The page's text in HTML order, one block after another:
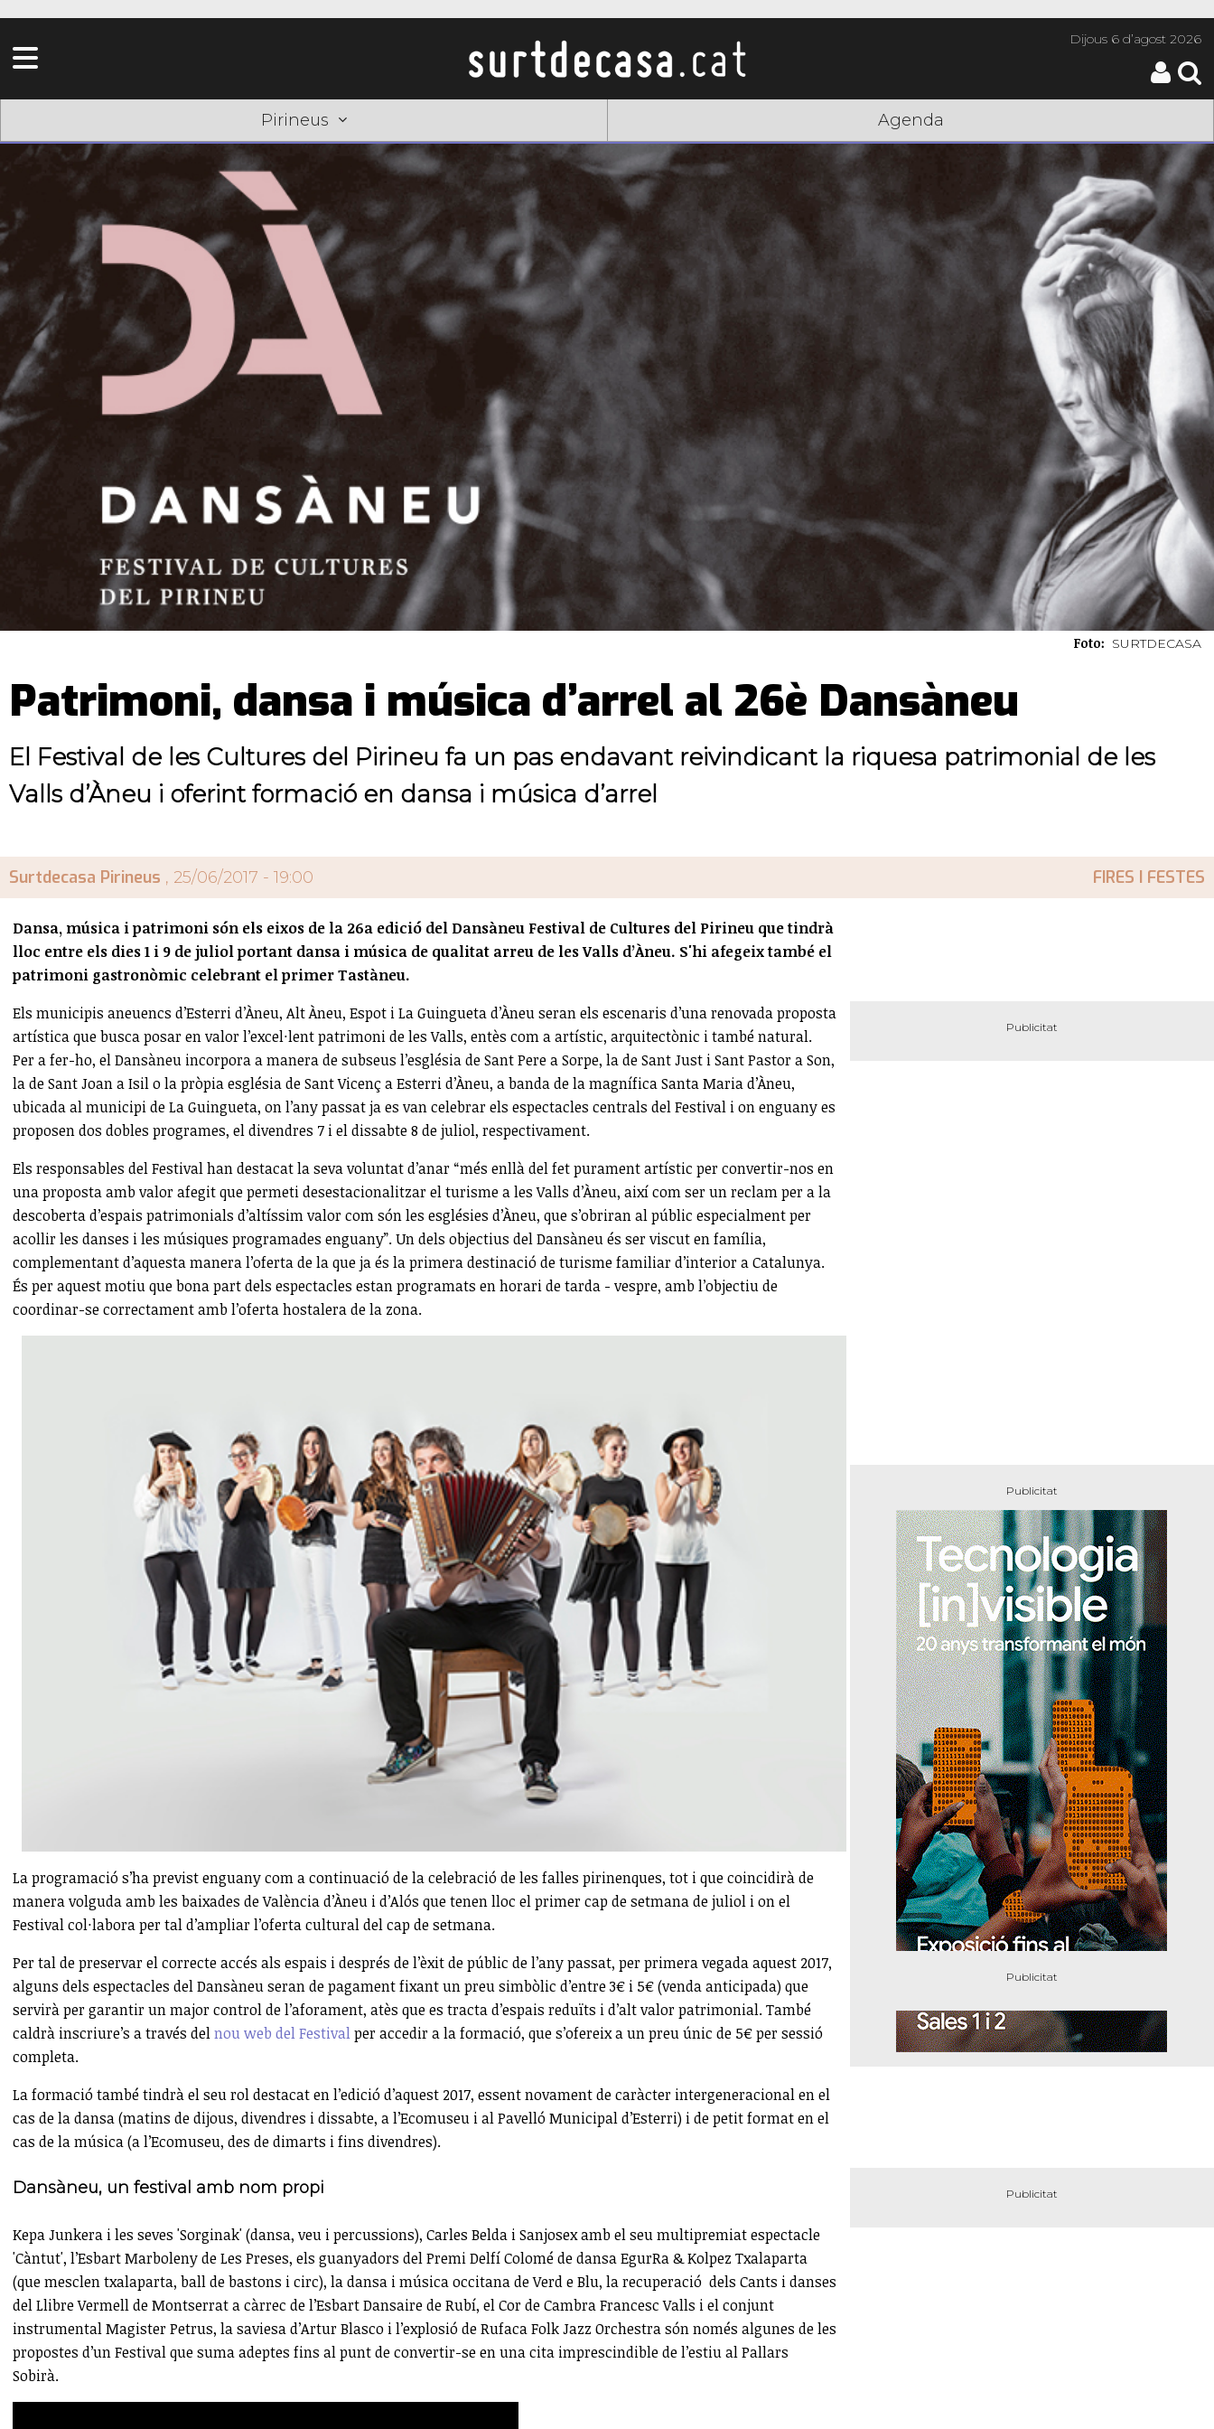
Dijous6 d’agost 2026
Pirineus Agenda
Foto: SURTDECASA
Patrimoni, dansa i música d’arrel al 26è Dansàneu
El Festival de les Cultures del Pirineu fa un pas endavant reivindicant la riquesa patrimonial de les
Valls d’Àneu i oferint formació en dansa i música d’arrel
Surtdecasa Pirineus , 25/06/2017 - 19:00 FIRES I FESTES
Dansa, música i patrimoni són els eixos de la 26a edició del Dansàneu Festival de Cultures del Pirineu que tindrà
lloc entre els dies 1 i 9 de juliol portant dansa i música de qualitat arreu de les Valls d’Àneu. S'hi afegeix també el
patrimoni gastronòmic celebrant el primer Tastàneu.
Els municipis aneuencs d’Esterri d’Àneu, Alt Àneu, Espot i La Guingueta d’Àneu seran els escenaris d’una renovada proposta
artística que busca posar en valor l’excel·lent patrimoni de les Valls, entès com a artístic, arquitectònic i també natural.
Per a fer-ho, el Dansàneu incorpora a manera de subseus l’església de Sant Pere a Sorpe, la de Sant Just i Sant Pastor a Son,
la de Sant Joan a Isil o la pròpia església de Sant Vicenç a Esterri d’Àneu, a banda de la magnífica Santa Maria d’Àneu,
ubicada al municipi de La Guingueta, on l’any passat ja es van celebrar els espectacles centrals del Festival i on enguany es
proposen dos dobles programes, el divendres 7 i el dissabte 8 de juliol, respectivament.
Els responsables del Festival han destacat la seva voluntat d’anar “més enllà del fet purament artístic per convertir-nos en
una proposta amb valor afegit que permeti desestacionalitzar el turisme a les Valls d’Àneu, així com ser un reclam per a la
descoberta d’espais patrimonials d’altíssim valor com són les esglésies d’Àneu, que s’obriran al públic especialment per
acollir les danses i les músiques programades enguany”. Un dels objectius del Dansàneu és ser viscut en família,
complementant d’aquesta manera l’oferta de la que ja és la primera destinació de turisme familiar d’interior a Catalunya.
És per aquest motiu que bona part dels espectacles estan programats en horari de tarda - vespre, amb l’objectiu de
coordinar-se correctament amb l’oferta hostalera de la zona.
La programació s’ha previst enguany com a continuació de la celebració de les falles pirinenques, tot i que coincidirà de
manera volguda amb les baixades de València d’Àneu i d’Alós que tenen lloc el primer cap de setmana de juliol i on el
Festival col·labora per tal d’ampliar l’oferta cultural del cap de setmana.
Per tal de preservar el correcte accés als espais i després de l’èxit de públic de l’any passat, per primera vegada aquest 2017,
alguns dels espectacles del Dansàneu seran de pagament fixant un preu simbòlic d’entre 3€ i 5€ (venda anticipada) que
servirà per garantir un major control de l’aforament, atès que es tracta d’espais reduïts i d’alt valor patrimonial. També
caldrà inscriure’s a través delnou web del Festivalper accedir a la formació, que s’ofereix a un preu únic de 5€ per sessió
completa.
La formació també tindrà el seu rol destacat en l’edició d’aquest 2017, essent novament de caràcter intergeneracional en el
cas de la dansa (matins de dijous, divendres i dissabte, a l’Ecomuseu i al Pavelló Municipal d’Esterri) i de petit format en el
cas de la música (a l’Ecomuseu, des de dimarts i fins divendres).
Dansàneu, un festival amb nom propi
Kepa Junkera i les seves 'Sorginak' (dansa, veu i percussions), Carles Belda i Sanjosex amb el seu multipremiat espectacle
'Càntut', l’Esbart Marboleny de Les Preses, els guanyadors del Premi Delfí Colomé de dansa EgurRa & Kolpez Txalaparta
(que mesclen txalaparta, ball de bastons i circ), la dansa i música occitana de Verd e Blu, la recuperació dels Cants i danses
del Llibre Vermell de Montserrat a càrrec de l’Esbart Dansaire de Rubí, el Cor de Cambra Francesc Valls i el conjunt
instrumental Magister Petrus, la saviesa d’Artur Blasco i l’explosió de Rufaca Folk Jazz Orchestra són només algunes de les
propostes d’un Festival que suma adeptes fins al punt de convertir-se en una cita imprescindible de l’estiu al Pallars
Sobirà.